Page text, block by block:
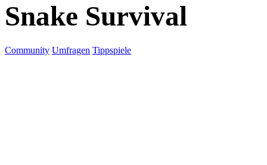
Snake Survival
Community Umfragen Tippspiele